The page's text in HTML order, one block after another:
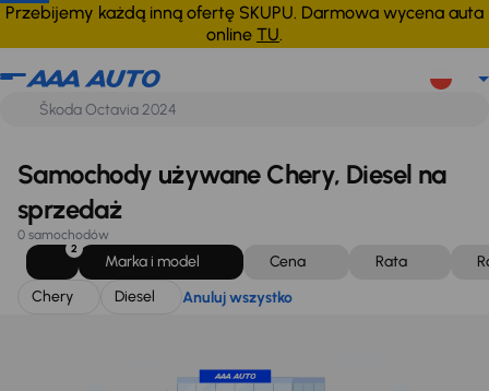
Przebijemy każdą inną ofertę SKUPU. Darmowa wycena auta
online TU.
Chery Diesel Anuluj wszystko
Samochody używane Chery, Diesel na
sprzedaż
0 samochodów
2
Marka i model Cena Rata
Chery
Diesel Anuluj wszystko